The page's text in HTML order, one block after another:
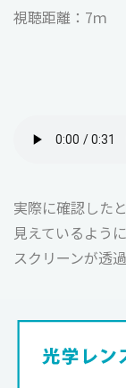
視聴距離：7ｍ
実際に確認した
見えているよう
スクリーンが透